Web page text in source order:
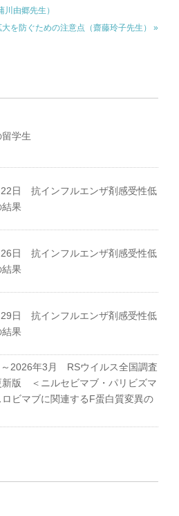
その他｜Other
業生紹介｜Graduate
由郷先生）
大を防ぐための注意点（齋藤玲子先生） »
学生
日 抗インフルエンザ剤感受性低
果
日 抗インフルエンザ剤感受性低
果
日 抗インフルエンザ剤感受性低
果
2026年3月 RSウイルス全国調査
版 ＜ニルセビマブ・パリビズマ
ビマブに関連するF蛋白質変異の